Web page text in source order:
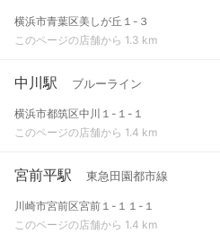
横浜市青葉区美しが丘１-３
このページの店舗から 1.3 km
中川駅 ブルーライン
横浜市都筑区中川１-１-１
このページの店舗から 1.4 km
宮前平駅 東急田園都市線
川崎市宮前区宮前１-１１-１
このページの店舗から 1.4 km